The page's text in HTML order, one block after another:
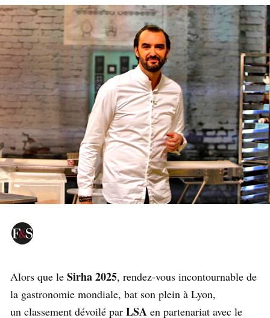
Alors que le Sirha 2025, rendez-vous incontournable de
la gastronomie mondiale, bat son plein à Lyon,
un classement dévoilé par LSA en partenariat avec le